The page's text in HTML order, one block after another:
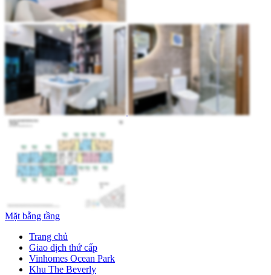
Mặt bằng tầng
Trang chủ
Giao dịch thứ cấp
Vinhomes Ocean Park
Khu The Beverly